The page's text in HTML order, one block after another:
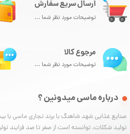
ارسال سریع سفارش
توضیحات مورد نظر شما ...
درباره ماسی میدونین ؟
تولید شکلات، توانسته‌ است از صفر تا صد فرایند
مرجوع کالا
توضیحات مورد نظر شما ...